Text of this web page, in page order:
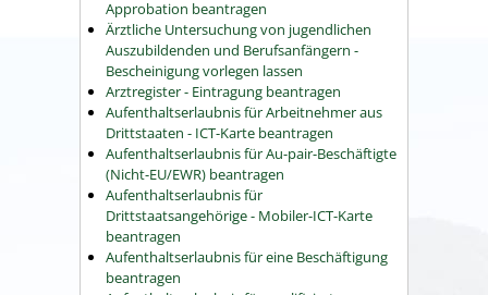
Approbation beantragen
Ärztliche Untersuchung von jugendlichen
Auszubildenden und Berufsanfängern -
Bescheinigung vorlegen lassen
Arztregister - Eintragung beantragen
Aufenthaltserlaubnis für Arbeitnehmer aus
Drittstaaten - ICT-Karte beantragen
Aufenthaltserlaubnis für Au-pair-Beschäftigte
(Nicht-EU/EWR) beantragen
Aufenthaltserlaubnis für
Drittstaatsangehörige - Mobiler-ICT-Karte
beantragen
Aufenthaltserlaubnis für eine Beschäftigung
beantragen